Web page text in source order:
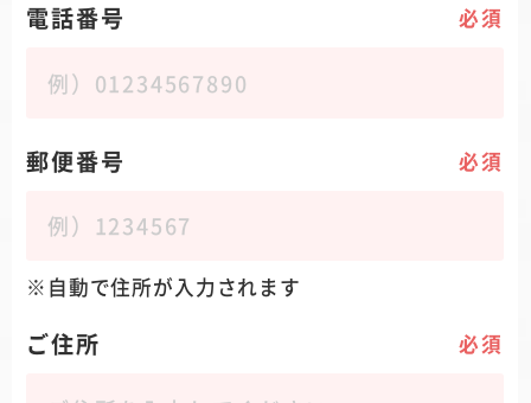
電話番号 必須
郵便番号 必須
自動で住所が入力されます
ご住所 必須